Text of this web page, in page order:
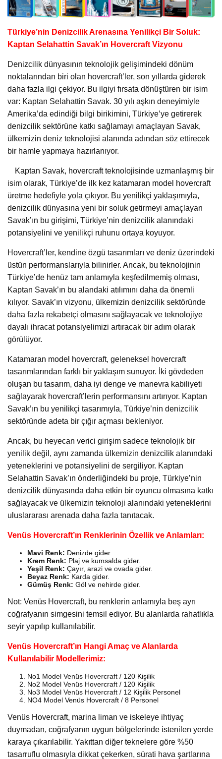
Türkiye’nin Denizcilik Arenasına Yenilikçi Bir Soluk:
Kaptan Selahattin Savak’ın Hovercraft Vizyonu
Denizcilik dünyasının teknolojik gelişimindeki dönüm
noktalarından biri olan hovercraft’ler, son yıllarda giderek
daha fazla ilgi çekiyor. Bu ilgiyi fırsata dönüştüren bir isim
var: Kaptan Selahattin Savak. 30 yılı aşkın deneyimiyle
Amerika’da edindiği bilgi birikimini, Türkiye’ye getirerek
denizcilik sektörüne katkı sağlamayı amaçlayan Savak,
ülkemizin deniz teknolojisi alanında adından söz ettirecek
bir hamle yapmaya hazırlanıyor.
Kaptan Savak, hovercraft teknolojisinde uzmanlaşmış bir
isim olarak, Türkiye’de ilk kez katamaran model hovercraft
üretme hedefiyle yola çıkıyor. Bu yenilikçi yaklaşımıyla,
denizcilik dünyasına yeni bir soluk getirmeyi amaçlayan
Savak’ın bu girişimi, Türkiye’nin denizcilik alanındaki
potansiyelini ve yenilikçi ruhunu ortaya koyuyor.
Hovercraft’ler, kendine özgü tasarımları ve deniz üzerindeki
üstün performanslarıyla bilinirler. Ancak, bu teknolojinin
Türkiye’de henüz tam anlamıyla keşfedilmemiş olması,
Kaptan Savak’ın bu alandaki atılımını daha da önemli
kılıyor. Savak’ın vizyonu, ülkemizin denizcilik sektöründe
daha fazla rekabetçi olmasını sağlayacak ve teknolojiye
dayalı ihracat potansiyelimizi artıracak bir adım olarak
görülüyor.
Katamaran model hovercraft, geleneksel hovercraft
tasarımlarından farklı bir yaklaşım sunuyor. İki gövdeden
oluşan bu tasarım, daha iyi denge ve manevra kabiliyeti
sağlayarak hovercraft’lerin performansını artırıyor. Kaptan
Savak’ın bu yenilikçi tasarımıyla, Türkiye’nin denizcilik
sektöründe adeta bir çığır açması bekleniyor.
Ancak, bu heyecan verici girişim sadece teknolojik bir
yenilik değil, aynı zamanda ülkemizin denizcilik alanındaki
yeteneklerini ve potansiyelini de sergiliyor. Kaptan
Selahattin Savak’ın önderliğindeki bu proje, Türkiye’nin
denizcilik dünyasında daha etkin bir oyuncu olmasına katkı
sağlayacak ve ülkemizin teknoloji alanındaki yeteneklerini
uluslararası arenada daha fazla tanıtacak.
Venüs Hovercraft’ın Renklerinin Özellik ve Anlamları:
Mavi Renk: Denizde gider.
Krem Renk: Plaj ve kumsalda gider.
Yeşil Renk: Çayır, arazi ve ovada gider.
Beyaz Renk: Karda gider.
Gümüş Renk: Göl ve nehirde gider.
Not: Venüs Hovercraft, bu renklerin anlamıyla beş ayrı
coğrafyanın simgesini temsil ediyor. Bu alanlarda rahatlıkla
seyir yapılıp kullanılabilir.
Venüs Hovercraft’ın Hangi Amaç ve Alanlarda
Kullanılabilir Modellerimiz:
No1 Model Venüs Hovercraft / 120 Kişilik
No2 Model Venüs Hovercraft / 120 Kişilik
No3 Model Venüs Hovercraft / 12 Kişilik Personel
NO4 Model Venüs Hovercraft / 8 Personel
Venüs Hovercraft, marina liman ve iskeleye ihtiyaç
duymadan, coğrafyanın uygun bölgelerinde istenilen yerde
karaya çıkarılabilir. Yakıttan diğer teknelere göre %50
tasarruflu olmasıyla dikkat çekerken, sürati hava şartlarına